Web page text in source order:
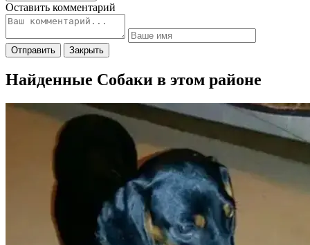
Оставить комментарий
Отправить Закрыть
Найденные Собаки в этом районе